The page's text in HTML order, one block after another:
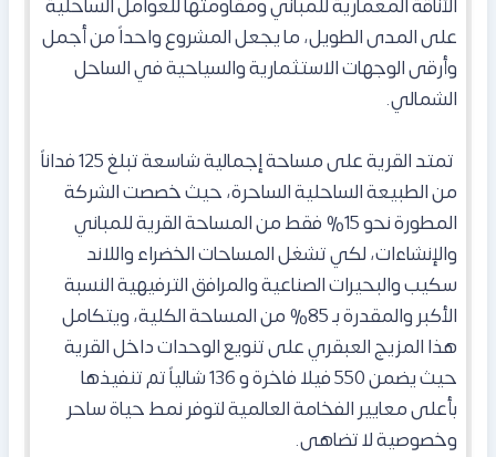
الأناقة المعمارية للمباني ومقاومتها للعوامل الساحلية
على المدى الطويل، ما يجعل المشروع واحداً من أجمل
وأرقى الوجهات الاستثمارية والسياحية في الساحل
الشمالي.
تمتد القرية على مساحة إجمالية شاسعة تبلغ 125 فداناً
من الطبيعة الساحلية الساحرة، حيث خصصت الشركة
المطورة نحو 15% فقط من المساحة القرية للمباني
والإنشاءات، لكي تشغل المساحات الخضراء واللاند
سكيب والبحيرات الصناعية والمرافق الترفيهية النسبة
الأكبر والمقدرة بـ 85% من المساحة الكلية، ويتكامل
هذا المزيج العبقري على تنويع الوحدات داخل القرية
حيث يضمن 550 فيلا فاخرة و 136 شالياً تم تنفيذها
بأعلى معايير الفخامة العالمية لتوفر نمط حياة ساحر
وخصوصية لا تضاهى.